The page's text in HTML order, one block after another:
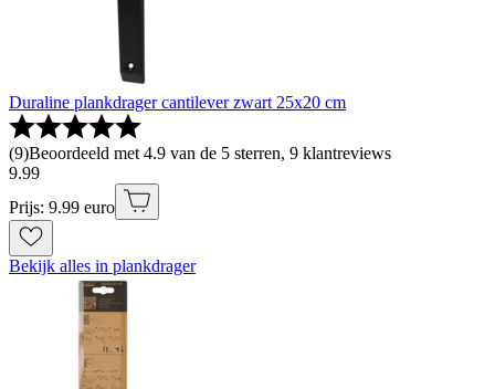
Duraline plankdrager cantilever zwart 25x20 cm
(9)Beoordeeld met 4.9 van de 5 sterren, 9 klantreviews
9.99
Prijs: 9.99 euro
Bekijk alles in plankdrager